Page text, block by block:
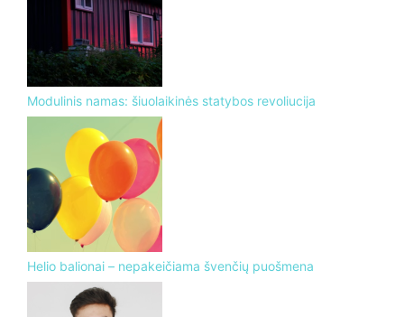
Modulinis namas: šiuolaikinės statybos revoliucija
Helio balionai – nepakeičiama švenčių puošmena